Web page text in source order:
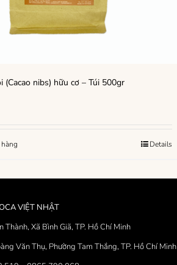
(Cacao nibs) hữu cơ – Túi 500gr
Details
VIỆT NHẬT
Thành, Xã Bình Giã, TP. Hồ Chí Minh
Văn Thụ, Phường Tam Thắng, TP. Hồ Chí Minh